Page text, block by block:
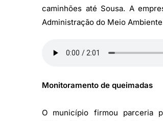
caminhões até Sousa. A
Administração do Meio
Monitoramento de queimadas
O município firmou parceria